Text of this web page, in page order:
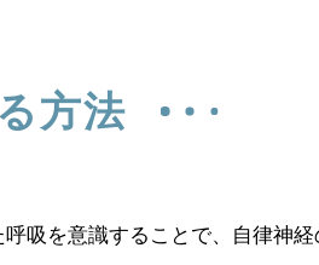
方法
吸を意識することで、自律神